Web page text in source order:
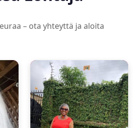
– ota yhteyttä ja aloita